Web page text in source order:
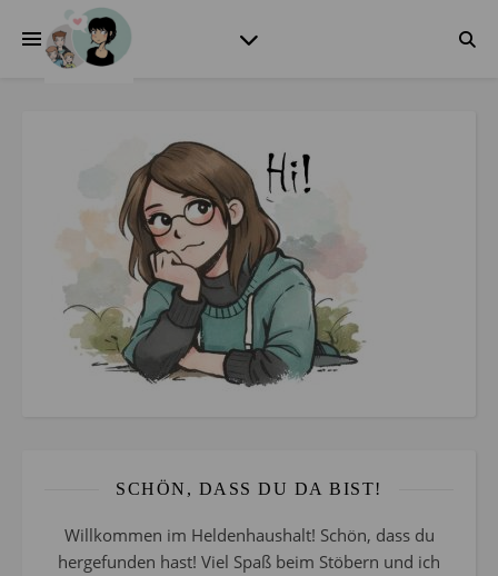
SCHÖN, DASS DU DA BIST!
Willkommen im Heldenhaushalt! Schön, dass du
hergefunden hast! Viel Spaß beim Stöbern und ich